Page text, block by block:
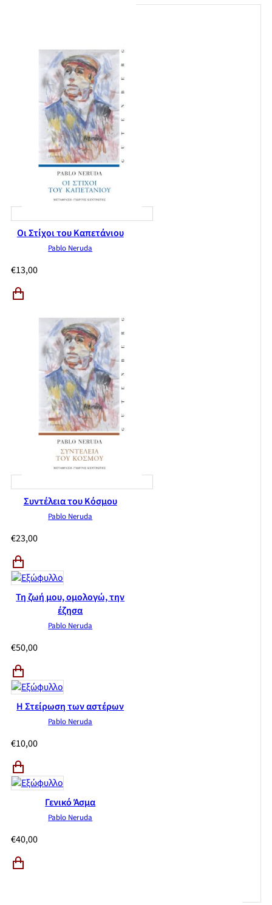
Οι Στίχοι του Καπετάνιου
Pablo Neruda
€13,00
Συντέλεια του Κόσμου
Pablo Neruda
€23,00
Τη ζωή μου, ομολογώ, την
έζησα
Pablo Neruda
€50,00
Η Στείρωση των αστέρων
Pablo Neruda
€10,00
Γενικό Άσμα
Pablo Neruda
€40,00